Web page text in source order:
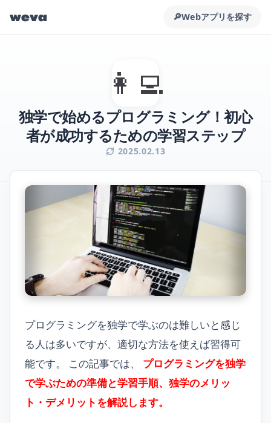
weva 🔎Webアプリを探す
👩‍💻
独学で始めるプログラミング！初心
者が成功するための学習ステップ
2025.02.13
プログラミングを独学で学ぶのは難しいと感じ
る人は多いですが、適切な方法を使えば習得可
能です。 この記事では、 プログラミングを独学
で学ぶための準備と学習手順、独学のメリッ
ト・デメリットを解説します。